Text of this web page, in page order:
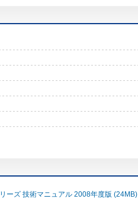
ーズ 技術マニュアル 2008年度版 (24MB)